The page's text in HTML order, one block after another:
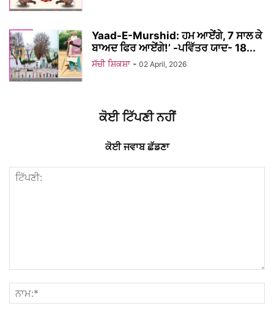
Yaad-E-Murshid: ਹਮ ਆਏਂਗੇ, 7 ਸਾਲ ਕੇ
ਬਾਅਦ ਫਿਰ ਆਏਂਗੇ!’ -ਪਵਿੱਤਰ ਯਾਦ- 18...
ਸੱਚੀ ਸ਼ਿਕਸ਼ਾ - 02 April, 2026
ਕੋਈ ਟਿੱਪਣੀ ਨਹੀਂ
ਕੋਈ ਜਵਾਬ ਛੱਡਣਾ